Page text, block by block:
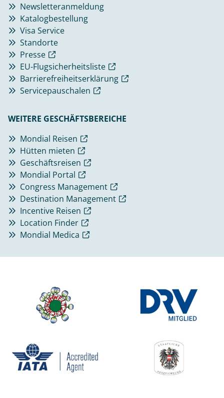
Newsletteranmeldung
Katalogbestellung
Visa Service
Standorte
Presse
EU-Flugsicherheitsliste
Barrierefreiheitserklärung
Servicepauschalen
WEITERE GESCHÄFTSBEREICHE
Mondial Reisen
Hütten mieten
Geschäftsreisen
Mondial Portal
Congress Management
Destination Management
Incentive Reisen
Location Finder
Mondial Medica